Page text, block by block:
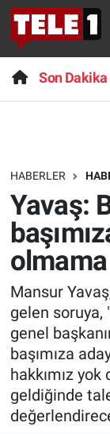
Son Dakika
HABERLER
Yavaş:
Mansur
gelen soruya,
genel
başımıza
hakkımız
geldiğinde
Anında
Başka
Bilim turu
Bilim ve
Doğa
Ege Saati
Ege'den
Eğitim
Son
Haber
Dünya
Teknoloji
Sağlık
Yayın Akışı
İletişim
Nöbetçi
Hava
Trafik
Süper Lig
Tüm
Son
Haber Arşivi